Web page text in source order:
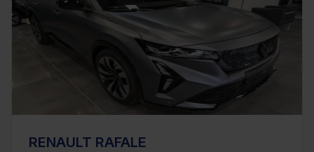
RENAULT RAFALE